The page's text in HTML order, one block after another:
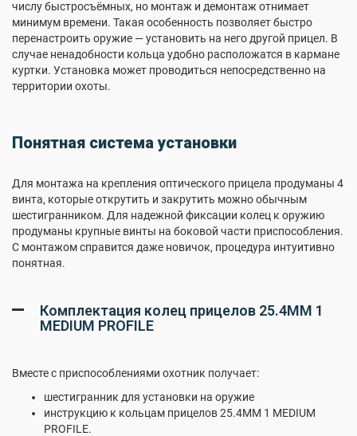
числу быстросъёмных, но монтаж и демонтаж отнимает
минимум времени. Такая особенность позволяет быстро
перенастроить оружие — установить на него другой прицел. В
случае ненадобности кольца удобно расположатся в кармане
куртки. Установка может проводиться непосредственно на
территории охоты.
Понятная система установки
Для монтажа на крепления оптического прицела продуманы 4
винта, которые открутить и закрутить можно обычным
шестигранником. Для надежной фиксации колец к оружию
продуманы крупные винты на боковой части приспособления.
С монтажом справится даже новичок, процедура интуитивно
понятная.
Комплектация колец прицелов 25.4MM 1
MEDIUM PROFILE
Вместе с приспособлениями охотник получает:
шестигранник для установки на оружие
инструкцию к кольцам прицелов 25.4MM 1 MEDIUM
PROFILE.